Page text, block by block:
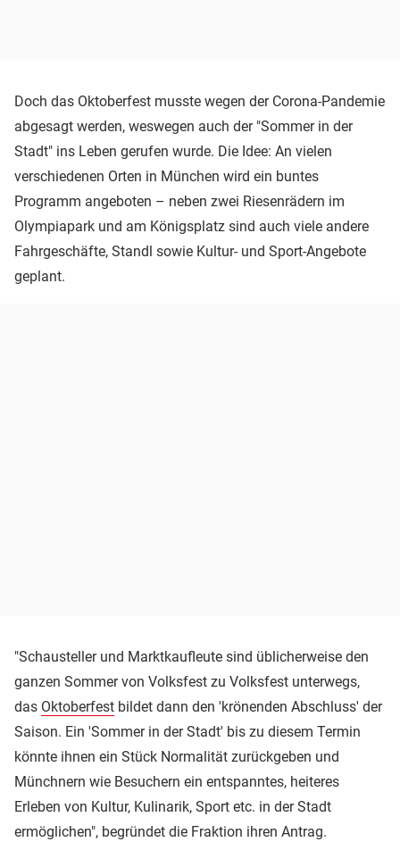
Doch das Oktoberfest musste wegen der Corona-Pandemie
abgesagt werden, weswegen auch der "Sommer in der
Stadt" ins Leben gerufen wurde. Die Idee: An vielen
verschiedenen Orten in München wird ein buntes
Programm angeboten – neben zwei Riesenrädern im
Olympiapark und am Königsplatz sind auch viele andere
Fahrgeschäfte, Standl sowie Kultur- und Sport-Angebote
geplant.
"Schausteller und Marktkaufleute sind üblicherweise den
ganzen Sommer von Volksfest zu Volksfest unterwegs,
das Oktoberfest bildet dann den 'krönenden Abschluss' der
Saison. Ein 'Sommer in der Stadt' bis zu diesem Termin
könnte ihnen ein Stück Normalität zurückgeben und
Münchnern wie Besuchern ein entspanntes, heiteres
Erleben von Kultur, Kulinarik, Sport etc. in der Stadt
ermöglichen", begründet die Fraktion ihren Antrag.